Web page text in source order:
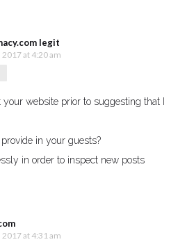
legit
2017 at 4:20 am
website prior to suggesting that I
in your guests?
in order to inspect new posts
2017 at 4:31 am